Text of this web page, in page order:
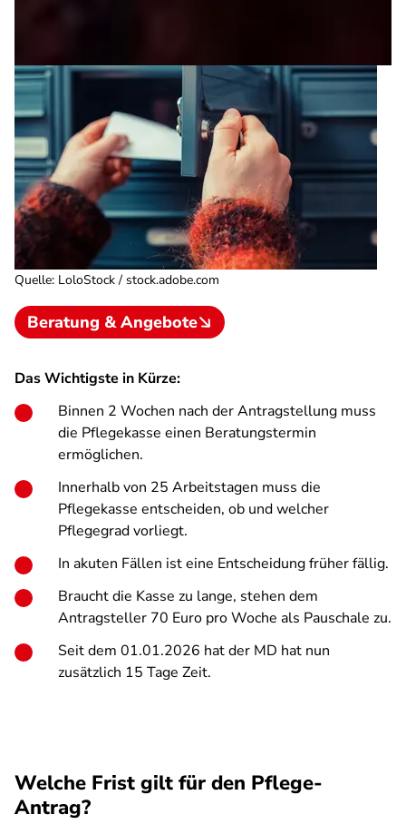
Quelle: LoloStock / stock.adobe.com
Beratung & Angebote
Das Wichtigste in Kürze:
Binnen 2 Wochen nach der Antragstellung muss
die Pflegekasse einen Beratungstermin
ermöglichen.
Innerhalb von 25 Arbeitstagen muss die
Pflegekasse entscheiden, ob und welcher
Pflegegrad vorliegt.
In akuten Fällen ist eine Entscheidung früher fällig.
Braucht die Kasse zu lange, stehen dem
Antragsteller 70 Euro pro Woche als Pauschale zu.
Seit dem 01.01.2026 hat der MD hat nun
zusätzlich 15 Tage Zeit.
Welche Frist gilt für den Pflege-
Antrag?